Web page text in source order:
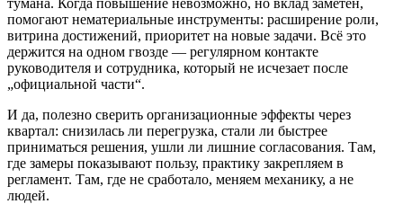
помогают нематериальные инструменты: расширение роли,
витрина достижений, приоритет на новые задачи. Всё это
держится на одном гвозде — регулярном контакте
руководителя и сотрудника, который не исчезает после
„официальной части“.
И да, полезно сверить организационные эффекты через
квартал: снизилась ли перегрузка, стали ли быстрее
приниматься решения, ушли ли лишние согласования. Там,
где замеры показывают пользу, практику закрепляем в
регламент. Там, где не сработало, меняем механику, а не
людей.